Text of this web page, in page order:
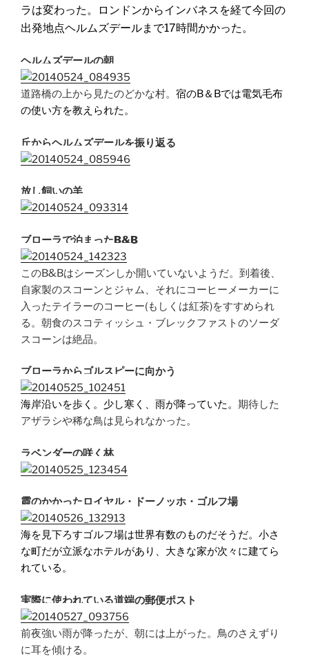
ラは変わった。
ロンドンからインバネスを経て今回の
出発地点ヘルムズデールまで17時間かかった。
ヘルムズデールの朝
道路橋の上から見たのどかな村。 宿のB＆Bでは電気毛布
の使い方を教えられた。
丘からヘルムズデールを振り返る
放し飼いの羊
ブローラで泊まったB&B
このB&Bはシーズンしか開いていないようだ。到着後、
自家製のスコーンとジャム、それにコーヒーメーカーに
入ったテイラーのコーヒー(もしくは紅茶)をすすめられ
る。朝食のスコティッシュ・ブレックファストのソーダ
スコーンは絶品。
ブローラからゴルスピーに向かう
海岸沿いを歩く。少し寒く、雨が降っていた。 期待した
アザラシや稀な鳥は見られなかった。
ラベンダーの咲く林
霞のかかったロイヤル・ドーノッホ・ゴルフ場
海を見下ろすゴルフ場は世界有数のものだそうだ。小さ
な町だが立派なホテルがあり、大きな家が次々に建てら
れている。
実際に使われている道端の郵便ポスト
前夜強い雨が降ったが、朝には上がった。鳥のさえずり
に耳を傾ける。